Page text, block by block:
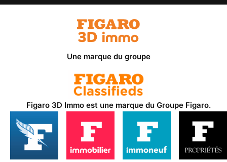
Une marque du groupe
Figaro 3D Immo est une marque du Groupe Figaro.